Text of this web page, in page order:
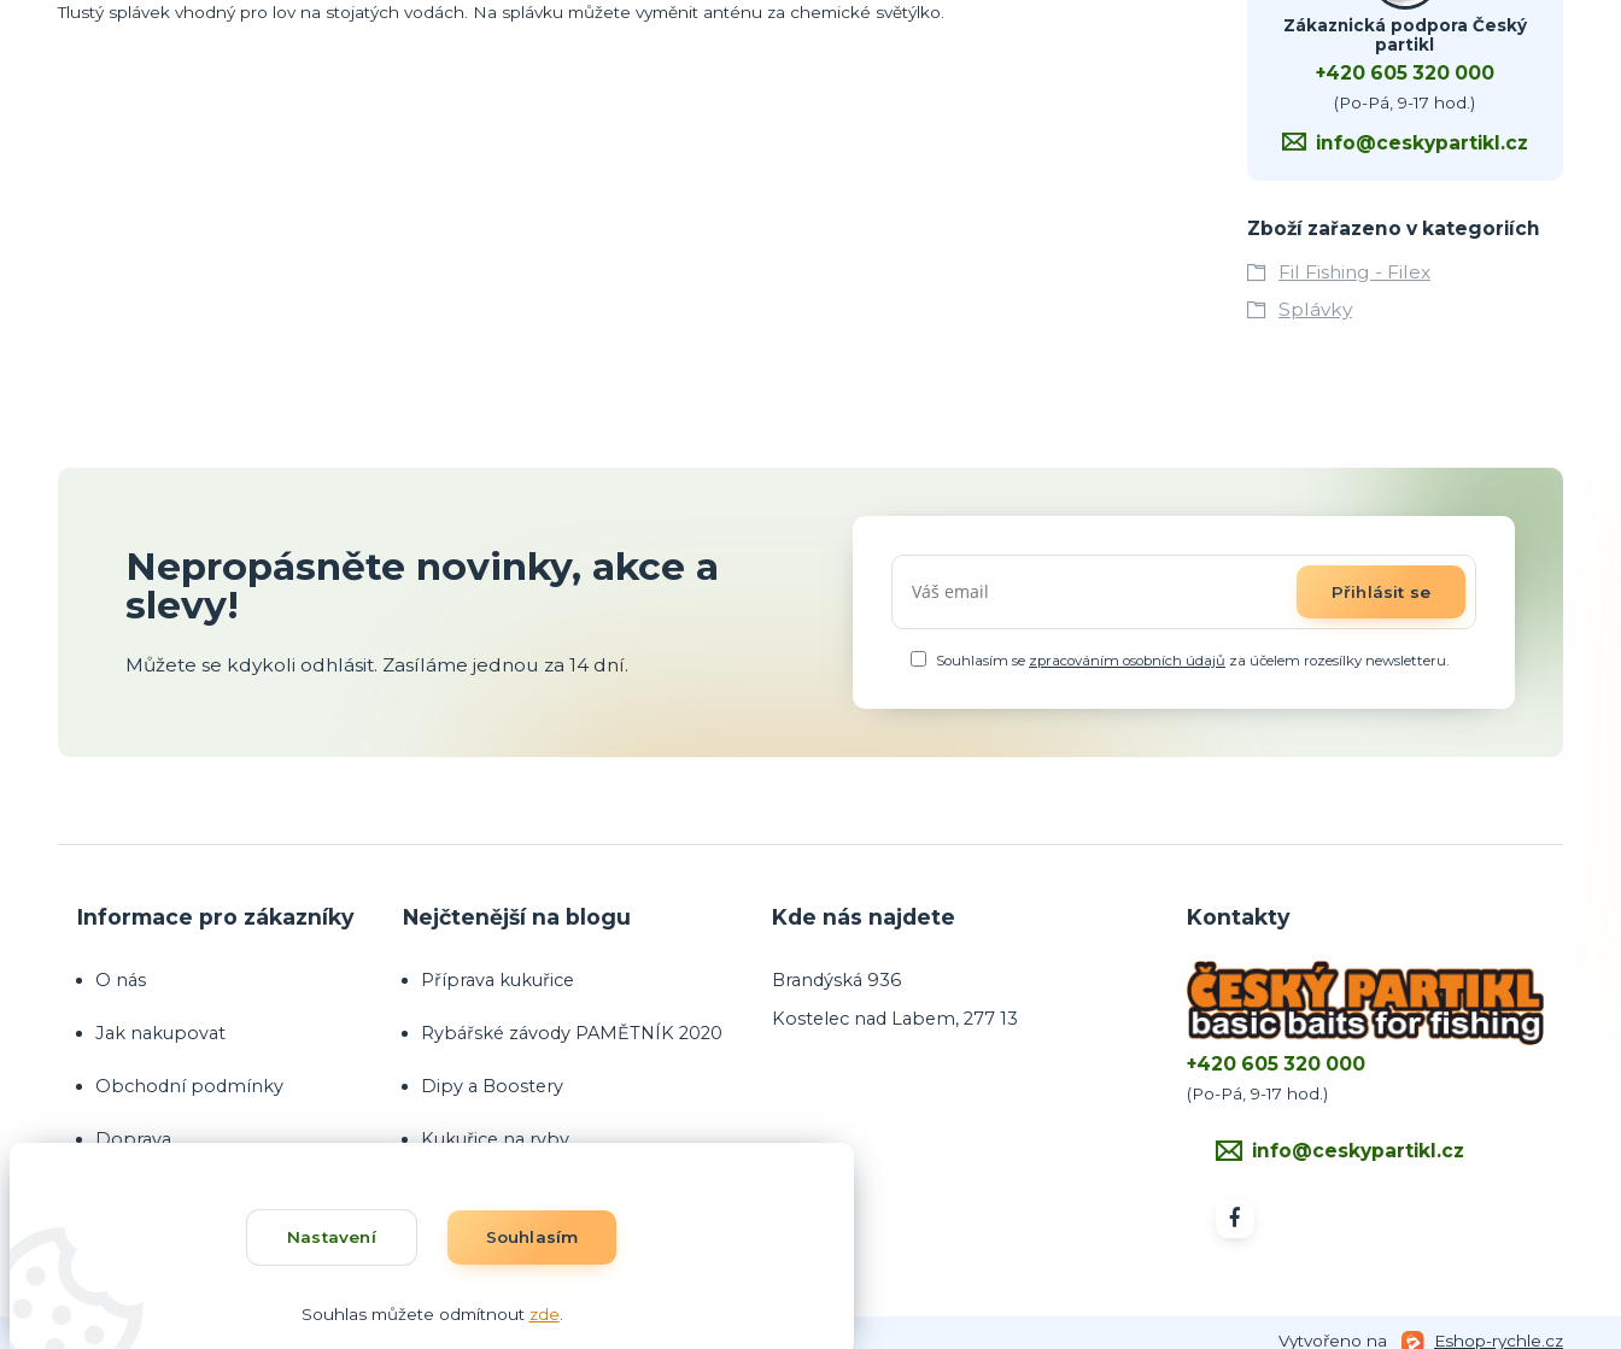
Tlustý splávek vhodný pro lov na stojatých vodách. Na splávku můžete vyměnit anténu za chemické světýlko.
Zákaznická podpora Český
partikl
+420 605 320 000
(Po-Pá, 9-17 hod.)
info@ceskypartikl.cz
Zboží zařazeno v kategoriích
Fil Fishing - Filex
Splávky
Nepropásněte novinky, akce a
slevy!
Můžete se kdykoli odhlásit. Zasíláme jednou za 14 dní.
Přihlásit se
Souhlasím se zpracováním osobních údajů za účelem rozesílky newsletteru.
Informace pro zákazníky
O nás
Jak nakupovat
Obchodní podmínky
Doprava
Nejčtenější na blogu
Příprava kukuřice
Rybářské závody PAMĚTNÍK 2020
Dipy a Boostery
Kukuřice na ryby
Kde nás najdete
Brandýská 936
Kostelec nad Labem, 277 13
Kontakty
+420 605 320 000
(Po-Pá, 9-17 hod.)
info@ceskypartikl.cz
Vytvořeno na Eshop-rychle.cz
Nastavení Souhlasím
Souhlas můžete odmítnout zde